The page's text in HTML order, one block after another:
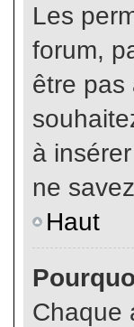
Les
forum,
être pas
à
ne
Haut
Chaque